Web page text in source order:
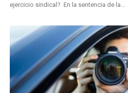
ejercicio sindical? En la sentencia de la...